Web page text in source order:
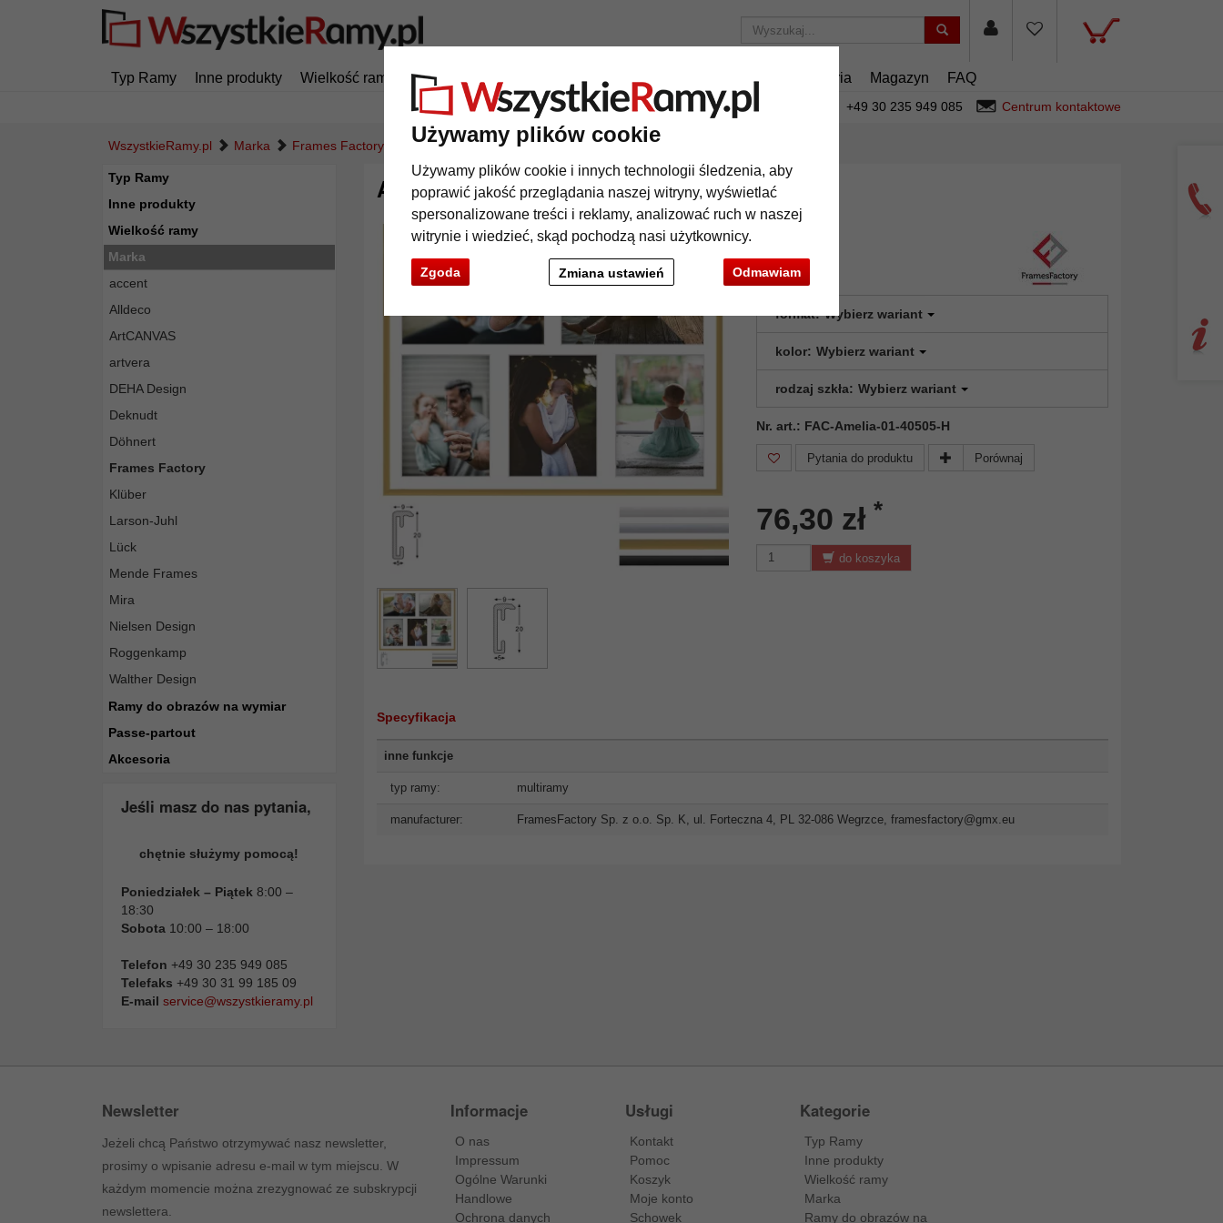
Używamy plików cookie
Używamy plików cookie i innych technologii śledzenia, aby
poprawić jakość przeglądania naszej witryny, wyświetlać
spersonalizowane treści i reklamy, analizować ruch w naszej
witrynie i wiedzieć, skąd pochodzą nasi użytkownicy.
Zgoda Odmawiam
Zmiana ustawień
Typ Ramy Inne produkty Wielkość ramy Marka Ramy do obrazów na wymiar Passe-partout Akcesoria Magazyn FAQ
Tylko 25,95 złza wysyłkę. +49 30 235 949 085 Centrum kontaktowe
WszystkieRamy.pl Marka Frames Factory Aluminiowa multiramka na zdjęcia Amelia
Typ Ramy
Inne produkty
Wielkość ramy
Marka
accent
Alldeco
ArtCANVAS
artvera
DEHA Design
Deknudt
Döhnert
Frames Factory
Klüber
Larson-Juhl
Lück
Mende Frames
Mira
Nielsen Design
Roggenkamp
Walther Design
Ramy do obrazów na wymiar
Passe-partout
Akcesoria
Jeśli masz do nas pytania,
chętnie służymy pomocą!
Poniedziałek – Piątek 8:00 –
18:30
Sobota 10:00 – 18:00
Telefon +49 30 235 949 085
Telefaks +49 30 31 99 185 09
E-mail service@wszystkieramy.pl
Aluminiowa multiramka na zdjęcia Amelia
format: Wybierz wariant
kolor: Wybierz wariant
rodzaj szkła: Wybierz wariant
Nr. art.: FAC-Amelia-01-40505-H
Pytania do produktu Porównaj
76,30 zł *
do koszyka
Specyfikacja
inne funkcje
typ ramy: multiramy
manufacturer: FramesFactory Sp. z o.o. Sp. K, ul. Forteczna 4, PL 32-086 Wegrzce, framesfactory@gmx.eu
Newsletter
Jeżeli chcą Państwo otrzymywać nasz newsletter,
prosimy o wpisanie adresu e-mail w tym miejscu. W
każdym momencie można zrezygnować ze subskrypcji
newslettera.
Informacje
O nas
Impressum
Ogólne Warunki
Handlowe
Ochrona danych
Usługi
Kontakt
Pomoc
Koszyk
Moje konto
Schowek
Kategorie
Typ Ramy
Inne produkty
Wielkość ramy
Marka
Ramy do obrazów na